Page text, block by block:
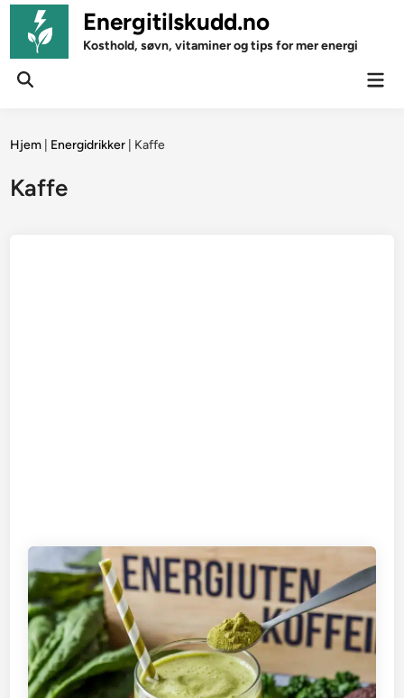
Skip
content
Energitilskudd.no
Kosthold, søvn, vitaminer og tips for mer energi
Open
Hjem Energidrikker Kaffe
Kaffe